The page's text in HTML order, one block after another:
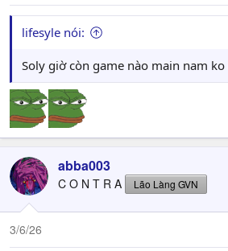
lifesyle nói:
Soly giờ còn game nào main nam ko
abba003
C O N T R A Lão Làng GVN
3/6/26